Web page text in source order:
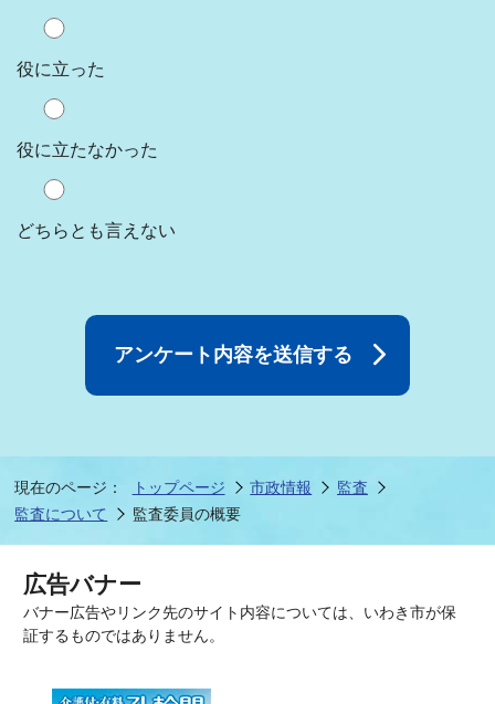
役に立った
役に立たなかった
どちらとも言えない
現在のページ： トップページ 市政情報
監査
監査について
監査委員の概要
広告バナー
バナー広告やリンク先のサイト内容については、いわき市が保
証するものではありません。